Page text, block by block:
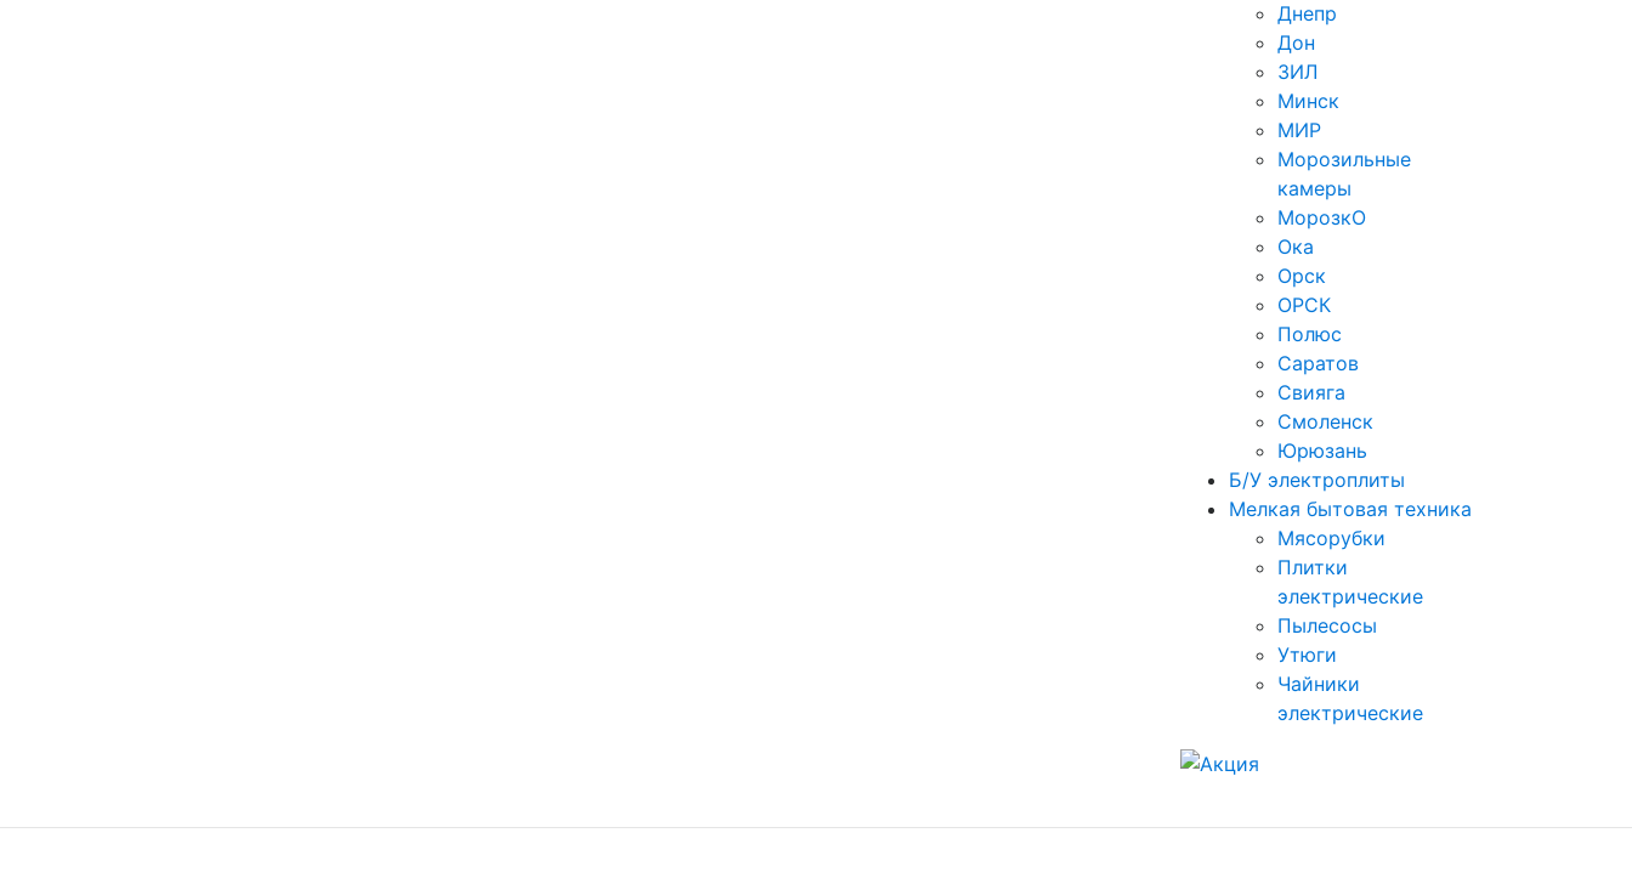
Днепр
Дон
ЗИЛ
Минск
МИР
Морозильные
камеры
МорозкО
Ока
Орск
ОРСК
Полюс
Саратов
Свияга
Смоленск
Юрюзань
Б/У электроплиты
Мелкая бытовая техника
Мясорубки
Плитки
электрические
Пылесосы
Утюги
Чайники
электрические